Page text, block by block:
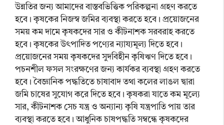
উন্নতির জন্য আমাদের বাস্তবভিত্তিক পরিকল্পনা গ্রহণ করতে
হবে। কৃষকের নিজস্ব জমির ব্যবস্থা করতে হবে। প্রয়োজনের
সময় কম দামে কৃষকদের সার ও কীটনাশক সরবরাহ করতে
হবে। কৃষকের উৎপাদিত পণ্যের ন্যায্যমূল্য দিতে হবে।
প্রয়োজনের সময় কৃষকদের সুদবিহীন কৃষিঋণ দিতে হবে।
পচনশীল ফসল সংরক্ষণের জন্য কার্যকর ব্যবস্থা গ্রহণ করতে
হবে। বৈজ্ঞানিক পদ্ধতিতে চাষাবাদ তথা কলের লাঙল দ্বারা
জমি চাষের সুযোগ করে দিতে হবে। কৃষকরা যাতে কম মূল্যে
সার, কীটনাশক সেচ যন্ত্র ও অন্যান্য কৃষি যন্ত্রপাতি পায় তার
ব্যবস্থা করতে হবে। আধুনিক চাষপদ্ধতি সম্বন্ধে কৃষকদের